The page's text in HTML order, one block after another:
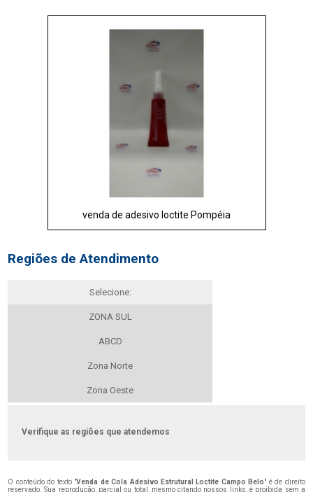
venda de adesivo loctite Pompéia
Regiões de Atendimento
Selecione:
ZONA SUL
ABCD
Zona Norte
Zona Oeste
Verifique as regiões que atendemos
O conteúdo do texto "Venda de Cola Adesivo Estrutural Loctite Campo Belo" é de direito
reservado. Sua reprodução, parcial ou total, mesmo citando nossos links, é proibida sem a